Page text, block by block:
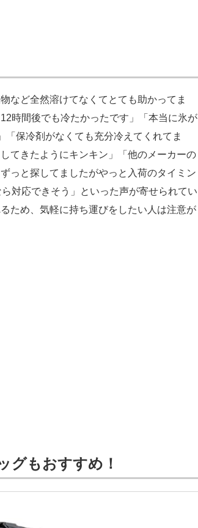
など全然溶けてなくてとても助かってま
時間後でも冷たかったです」「本当に氷が
保冷剤がなくても充分冷えてくれてま
てきたようにキンキン」「他のメーカーの
っと探してましたがやっと入荷のタイミン
対応できそう」といった声が寄せられてい
ため、気軽に持ち運びをしたい人は注意が
グもおすすめ！